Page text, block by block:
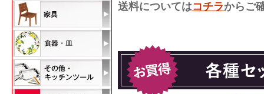
送料についてはコチラからご